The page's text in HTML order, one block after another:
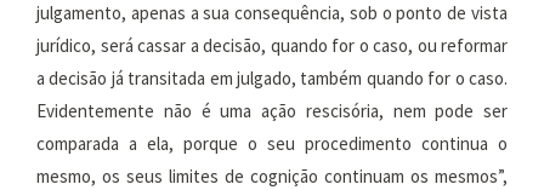
julgamento, apenas a sua consequência, sob o ponto de vista
jurídico, será cassar a decisão, quando for o caso, ou reformar
a decisão já transitada em julgado, também quando for o caso.
Evidentemente não é uma ação rescisória, nem pode ser
comparada a ela, porque o seu procedimento continua o
mesmo, os seus limites de cognição continuam os mesmos”,